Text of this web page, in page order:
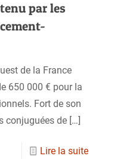
par les
de la France
650 000 € pour la
Fort de son
conjuguées de […]
Lire la suite